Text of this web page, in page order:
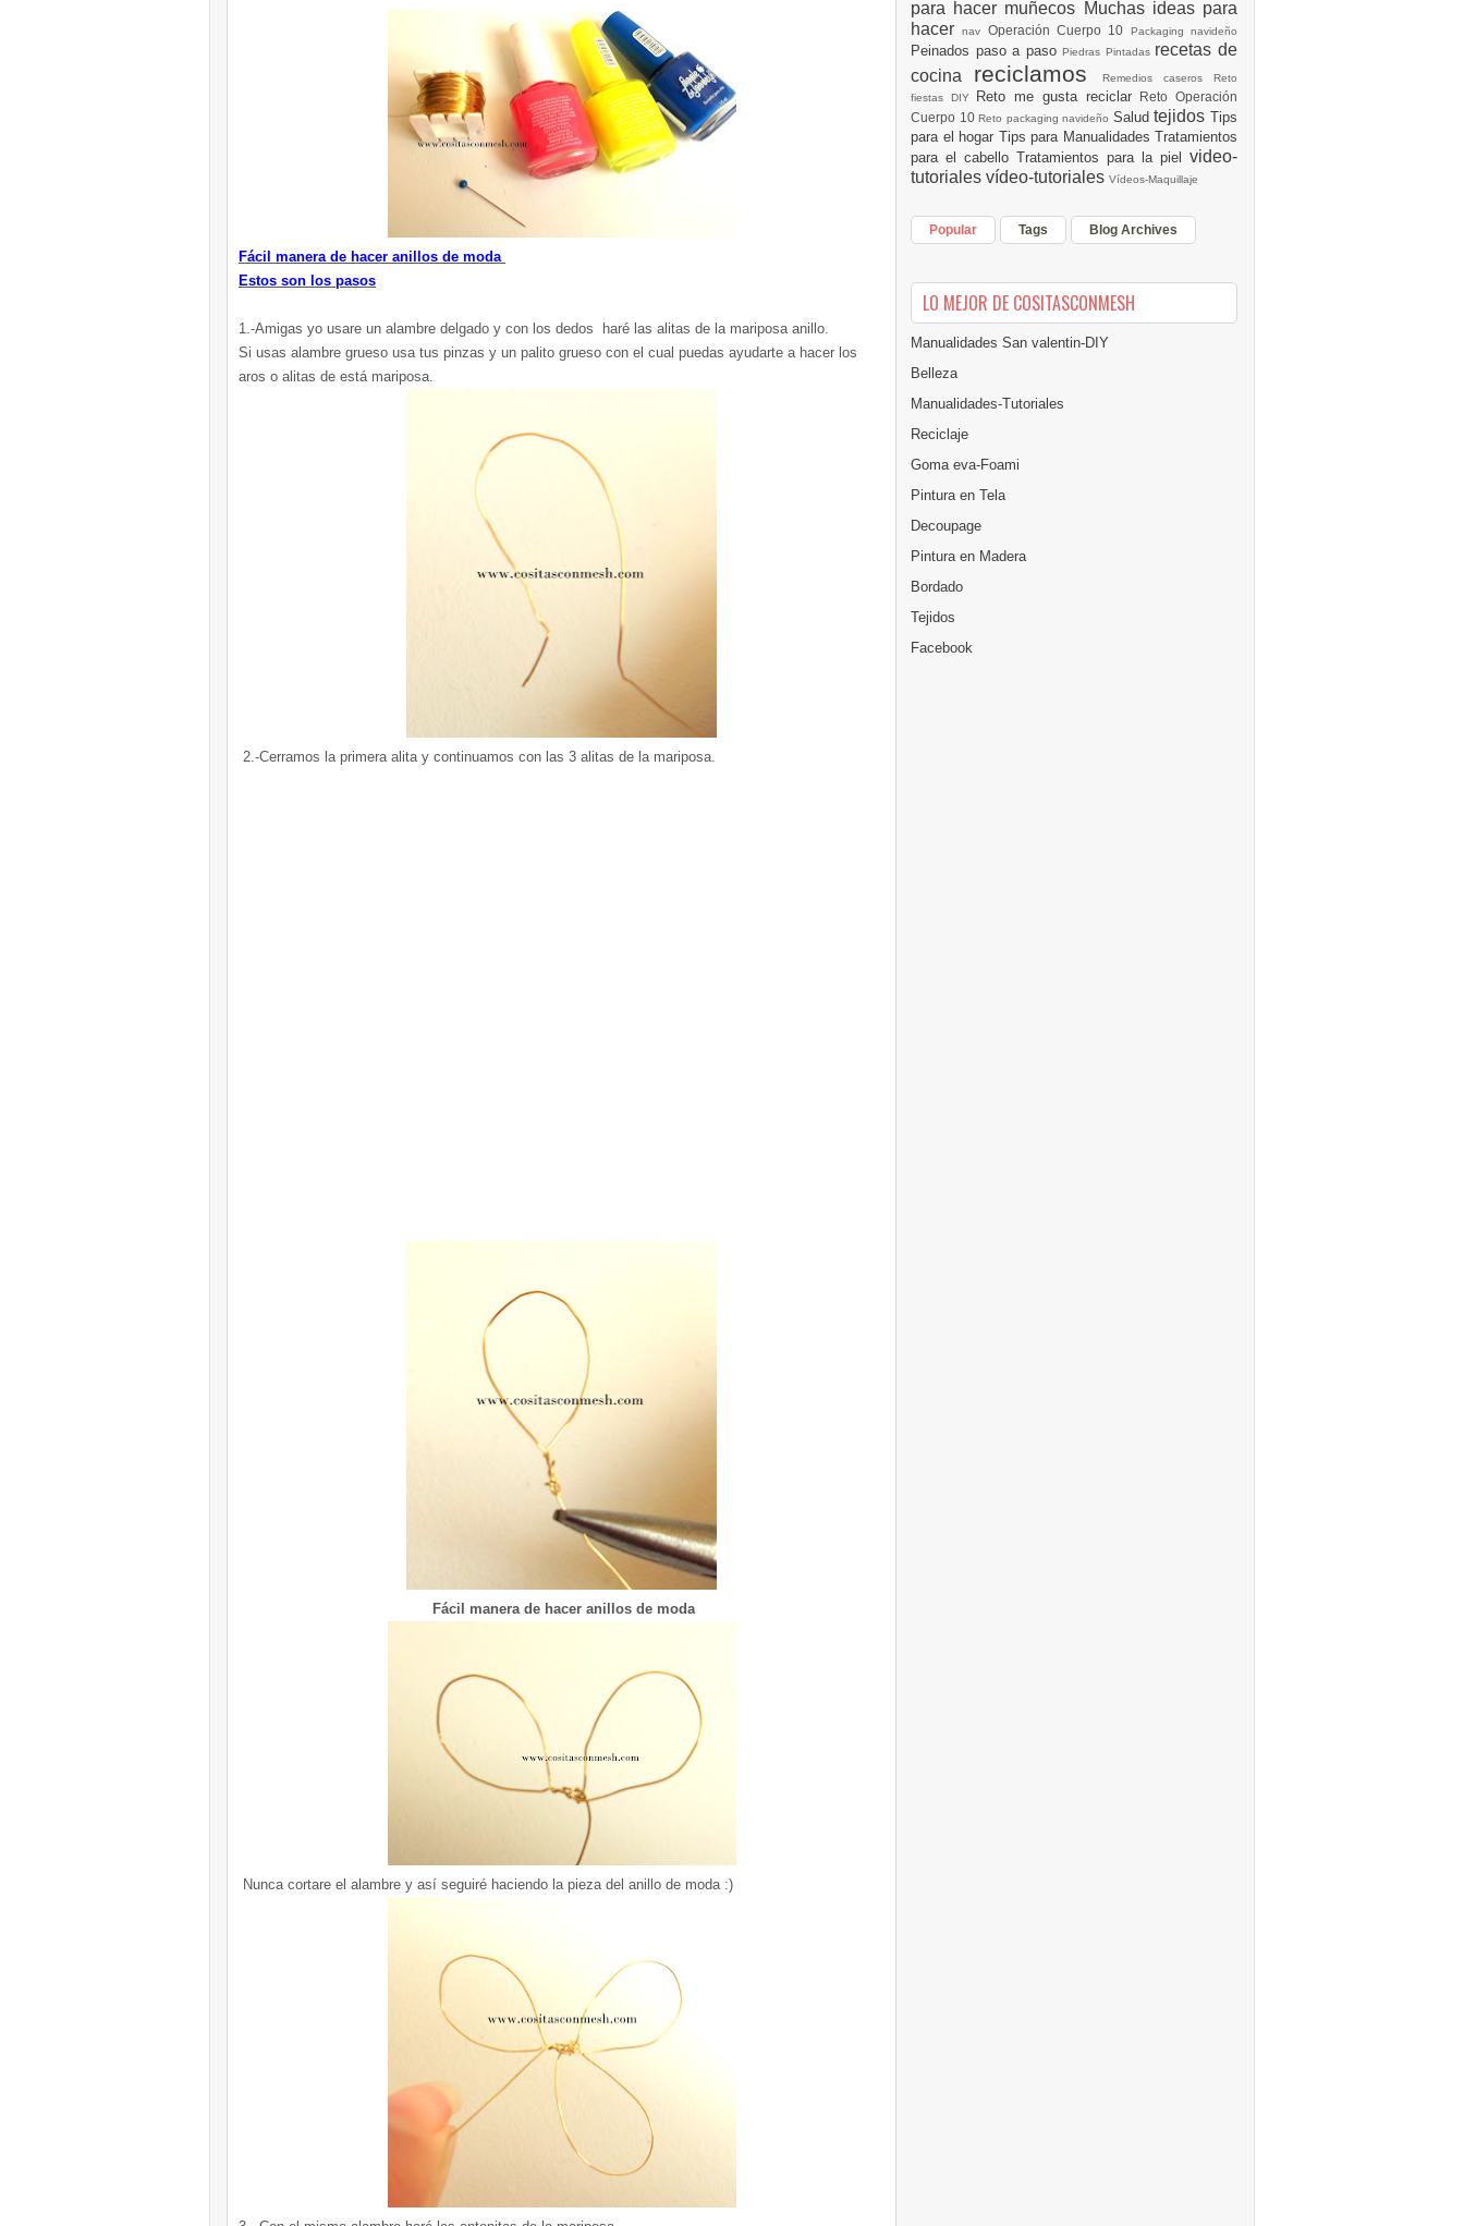
Fácil manera de hacer anillos de moda
Estos son los pasos
1.-Amigas yo usare un alambre delgado y con los dedos haré las alitas de la mariposa anillo.
Si usas alambre grueso usa tus pinzas y un palito grueso con el cual puedas ayudarte a hacer los
aros o alitas de está mariposa.
2.-Cerramos la primera alita y continuamos con las 3 alitas de la mariposa.
Fácil manera de hacer anillos de moda
Nunca cortare el alambre y así seguiré haciendo la pieza del anillo de moda :)
para hacer muñecos Muchas ideas para
hacernav Operación Cuerpo 10 Packaging navideño
Peinados paso a pasoPiedras Pintadas recetas de
cocina reciclamos Remedios caseros Reto
fiestas DIY Reto me gusta reciclar
Reto Operación
Cuerpo 10Reto packaging navideño SaludtejidosTips
para el hogar Tips para Manualidades Tratamientos
para el cabello Tratamientos para la piel video-
tutoriales vídeo-tutoriales Vídeos-Maquillaje
Popular Tags Blog Archives
LO MEJOR DE COSITASCONMESH
Manualidades San valentin-DIY
Belleza
Manualidades-Tutoriales
Reciclaje
Goma eva-Foami
Pintura en Tela
Decoupage
Pintura en Madera
Bordado
Tejidos
Facebook